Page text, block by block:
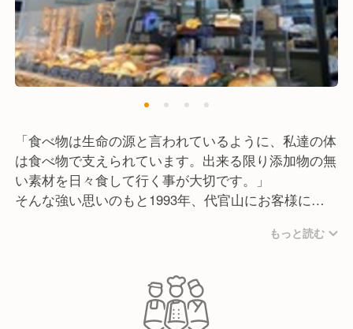
「食べ物は生命の源と言われているように、私達の体
は食べ物で支えられています。出来る限り添加物の無
い素材を日々食して行く事が大切です。」
そんな強い思いのもと1993年、代官山にお客様に安
添加の調味料など、おいしくて安全性の高い食材を厳
ー」を開店し、2008年に同じく代官山に天然酵母と
国産小麦のはるゆたか、一部米粉を使用した「ロータ
スバゲット」を開店しました。
もっと読む